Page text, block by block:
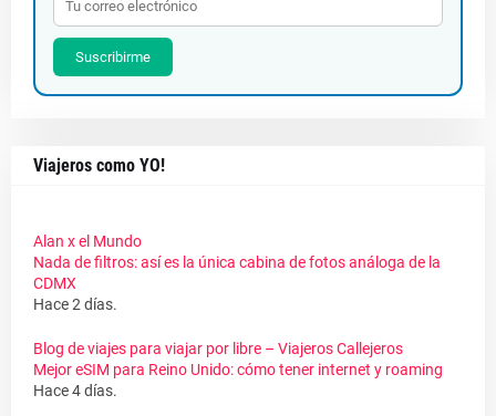
Suscribirme
Viajeros como YO!
Alan x el Mundo
Nada de filtros: así es la única cabina de fotos análoga de la
CDMX
Hace 2 días.
Blog de viajes para viajar por libre – Viajeros Callejeros
Mejor eSIM para Reino Unido: cómo tener internet y roaming
Hace 4 días.